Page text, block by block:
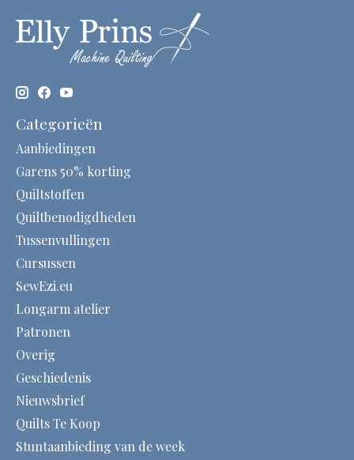
Categorieën
Aanbiedingen
Garens 50% korting
Quiltstoffen
Quiltbenodigdheden
Tussenvullingen
Cursussen
SewEzi.eu
Longarm atelier
Patronen
Overig
Geschiedenis
Nieuwsbrief
Quilts Te Koop
Stuntaanbieding van de week